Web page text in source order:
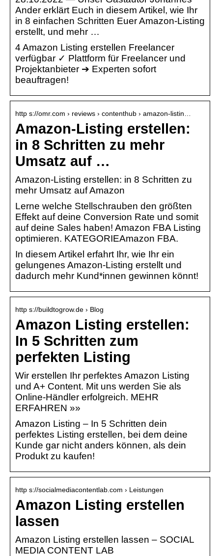
Ander erklärt Euch in diesem Artikel, wie Ihr
in 8 einfachen Schritten Euer Amazon-Listing
erstellt, und mehr …
4 Amazon Listing erstellen Freelancer
verfügbar ✓ Plattform für Freelancer und
Projektanbieter ➔ Experten sofort
beauftragen!
http s://omr.com › reviews › contenthub › amazon-listin…
Amazon-Listing erstellen:
in 8 Schritten zu mehr
Umsatz auf …
Amazon-Listing erstellen: in 8 Schritten zu
mehr Umsatz auf Amazon
Lerne welche Stellschrauben den größten
Effekt auf deine Conversion Rate und somit
auf deine Sales haben! Amazon FBA Listing
optimieren. KATEGORIEAmazon FBA.
In diesem Artikel erfahrt Ihr, wie Ihr ein
gelungenes Amazon-Listing erstellt und
dadurch mehr Kund*innen gewinnen könnt!
http s://buildtogrow.de › Blog
Amazon Listing erstellen:
In 5 Schritten zum
perfekten Listing
Wir erstellen Ihr perfektes Amazon Listing
und A+ Content. Mit uns werden Sie als
Online-Händler erfolgreich. MEHR
ERFAHREN »»
Amazon Listing – In 5 Schritten dein
perfektes Listing erstellen, bei dem deine
Kunde gar nicht anders können, als dein
Produkt zu kaufen!
http s://socialmediacontentlab.com › Leistungen
Amazon Listing erstellen
lassen
Amazon Listing erstellen lassen – SOCIAL
MEDIA CONTENT LAB